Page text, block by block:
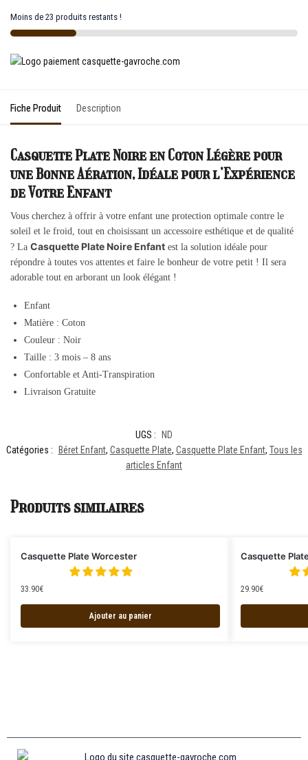
Moins de 23 produits restants !
Fiche Produit Description
Casquette Plate Noire en Coton Légère pour
une Bonne Aération, Idéale pour l’Expérience
de Votre Enfant
Vous cherchez à offrir à votre enfant une protection optimale contre le
soleil et le froid, tout en choisissant un accessoire esthétique et de qualité
? La Casquette Plate Noire Enfant est la solution idéale pour
répondre à toutes vos attentes et faire le bonheur de votre petit ! Il sera
adorable tout en arborant un look élégant !
Enfant
Matière : Coton
Couleur : Noir
Taille : 3 mois – 8 ans
Confortable et Anti-Transpiration
Livraison Gratuite
UGS :
ND
Catégories :
Béret Enfant, Casquette Plate, Casquette Plate Enfant, Tous les
articles Enfant
Produits similaires
Casquette Plate Worcester
33.90€
Ajouter au panier
Casquette
29.90€